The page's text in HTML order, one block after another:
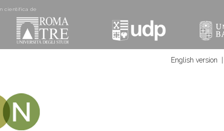
cientí­fica de
English version